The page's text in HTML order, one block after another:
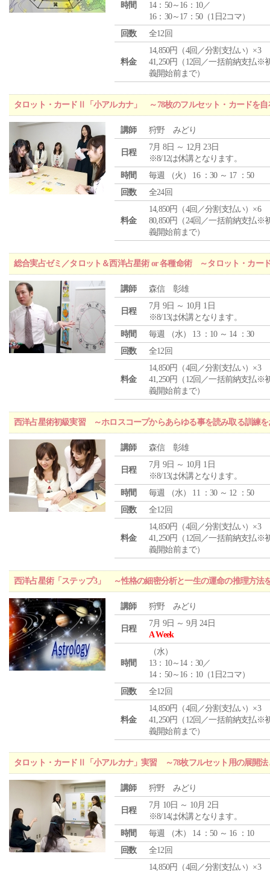
時間
14：50～16：10／
16：30～17：50（1日2コマ）
回数
全12回
料金
14,850円（4回／分割支払い）×3
41,250円（12回／一括前納支払※
義開始前まで）
タロット・カードⅡ「小アルカナ」 ～78枚のフルセット・カードを自
講師 狩野 みどり
日程
7月 8日 ～ 12月 23日
※8/12は休講となります。
時間
毎週 （火 ） 16 ：30 ～ 17 ：50
回数
全24回
料金
14,850円（4回／分割支払い）×6
80,850円（24回／一括前納支払※
義開始前まで）
総合実占ゼミ／タロット＆西洋占星術 or 各種命術 ～タロット・カー
講師 森信 彰雄
日程
7月 9日 ～ 10月 1日
※8/13は休講となります。
時間
毎週 （水） 13 ：10 ～ 14 ：30
回数
全12回
料金
14,850円（4回／分割支払い）×3
41,250円（12回／一括前納支払※
義開始前まで）
西洋占星術初級実習 ～ホロスコープからあらゆる事を読み取る訓練を
講師 森信 彰雄
日程
7月 9日 ～ 10月 1日
※8/13は休講となります。
時間
毎週 （水） 11 ：30 ～ 12 ：50
回数
全12回
料金
14,850円（4回／分割支払い）×3
41,250円（12回／一括前納支払※
義開始前まで）
西洋占星術「ステップ3」 ～性格の細密分析と一生の運命の推理方法
講師 狩野 みどり
日程
7月 9日 ～ 9月 24日
A Week
時間
（水）
13：10～14：30／
14：50～16：10（1日2コマ）
回数
全12回
料金
14,850円（4回／分割支払い）×3
41,250円（12回／一括前納支払※
義開始前まで）
タロット・カードⅡ「小アルカナ」実習 ～78枚フルセット用の展開法
講師 狩野 みどり
日程
7月 10日 ～ 10月 2日
※8/14は休講となります。
時間
毎週 （木） 14 ：50 ～ 16 ：10
回数
全12回
14,850円（4回／分割支払い）×3